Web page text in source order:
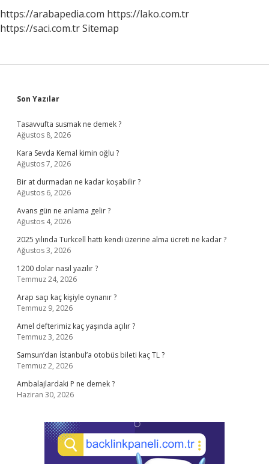
https://arabapedia.com https://lako.com.tr
https://saci.com.trSitemap
Sidebar
Son Yazılar
Tasavvufta susmak ne demek ?
Ağustos 8, 2026
Kara Sevda Kemal kimin oğlu ?
Ağustos 7, 2026
Bir at durmadan ne kadar koşabilir ?
Ağustos 6, 2026
Avans gün ne anlama gelir ?
Ağustos 4, 2026
2025 yılında Turkcell hattı kendi üzerine alma ücreti ne kadar ?
Ağustos 3, 2026
1200 dolar nasıl yazılır ?
Temmuz 24, 2026
Arap saçı kaç kişiyle oynanır ?
Temmuz 9, 2026
Amel defterimiz kaç yaşında açılır ?
Temmuz 3, 2026
Samsun’dan İstanbul’a otobüs bileti kaç TL ?
Temmuz 2, 2026
Ambalajlardaki P ne demek ?
Haziran 30, 2026